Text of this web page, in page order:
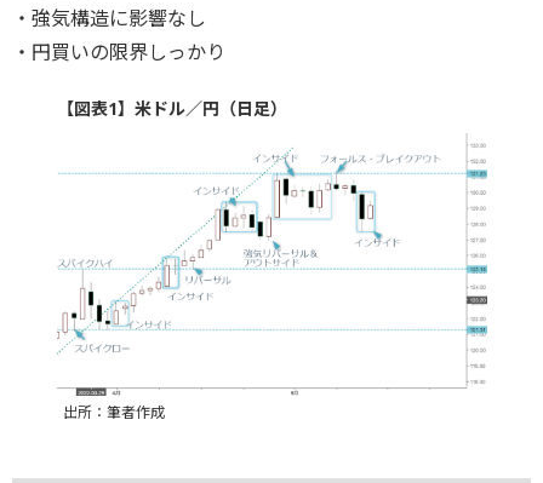
・強気構造に影響なし
・円買いの限界しっかり
【図表1】米ドル／円（日足）
出所：筆者作成